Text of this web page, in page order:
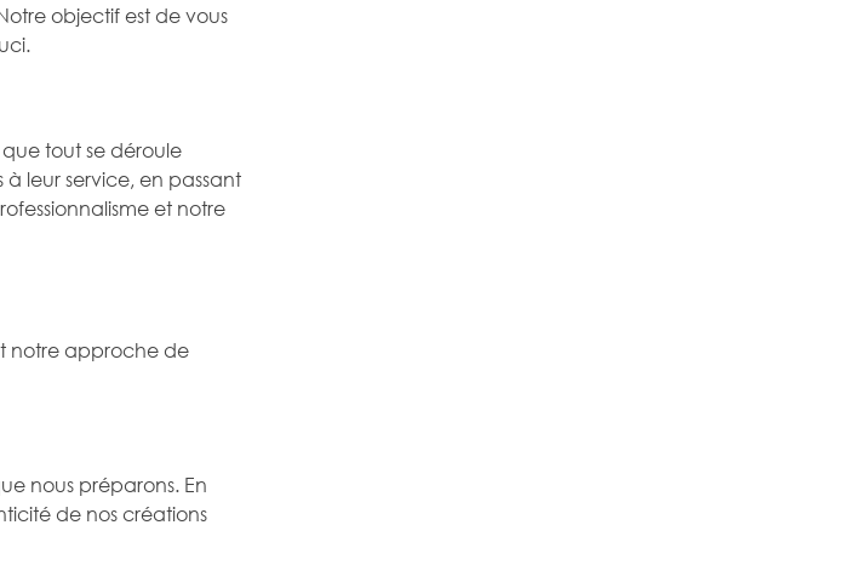
objectif est de vous
tout se déroule
leur service, en passant
et notre
notre approche de
nous préparons. En
de nos créations